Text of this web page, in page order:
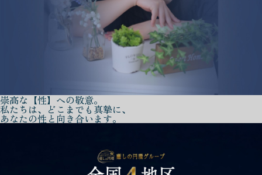
崇高な【性】への敬意。
私たちは、どこまでも真摯に、
あなたの性と向き合います。